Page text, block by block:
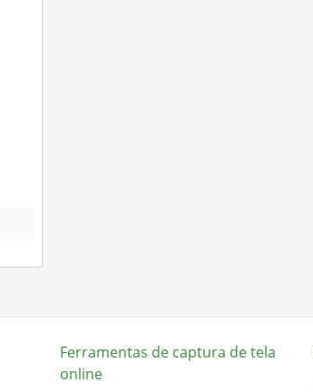
Ferramentas de captura de tela
online